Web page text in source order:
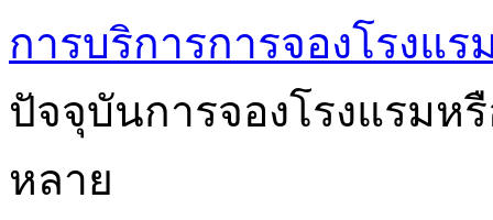
การบริการการจองโรงแ
ปัจจุบันการจองโรงแรมห
หลาย